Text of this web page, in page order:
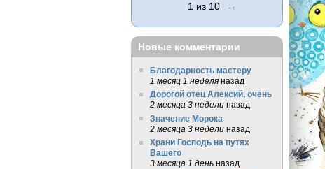
1 из 10 →
Новые комментарии
Благодарность мастеру
1 месяц 1 неделяназад
Дорогой отец Алексий, очень
2 месяца 3 неделиназад
Значение Морока
2 месяца 3 неделиназад
Храни Господь на путях
Вашего
3 месяца 1 деньназад